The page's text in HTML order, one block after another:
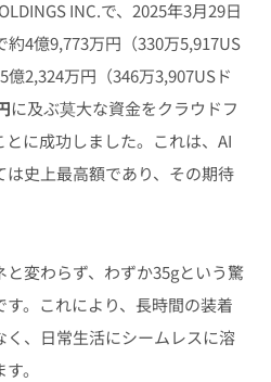
INC.で、2025年3月29日
4億9,773万円（330万5,917US
2,324万円（346万3,907USド
に及ぶ莫大な資金をクラウドフ
に成功しました。これは、AI
史上最高額であり、その期待
変わらず、わずか35gという驚
。これにより、長時間の装着
、日常生活にシームレスに溶
。